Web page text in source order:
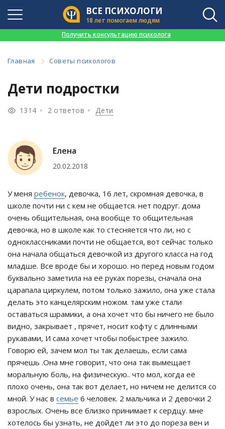
ВСЕ ПСИХОЛОГИ
18 лет помогаем людям
Получить консультацию психолога
Главная Советы психологов
Дети подростки
1314 2 ответов Дети
Елена
20.02.2018
У меня ребенок, девочка, 16 лет, скромная девочка, в
школе почти ни с кем не общается. нет подруг. дома
очень общительная, она вообще то общительная
девочка, но в школе как то стесняется что ли, но с
одноклассниками почти не общается, вот сейчас только
она начала общаться девочкой из другого класса на год
младше. Все вроде бы и хорошо. но перед новым годом
буквально заметила на её руках порезы, сначала она
царапала циркулем, потом только зажило, она уже стала
делать это канцелярским ножом. там уже стали
оставаться шрамики, а она хочет что бы ничего не было
видно, закрывает , прячет, носит кофту с длинными
рукавами, И сама хочет чтобы побыстрее зажило.
Говорю ей, зачем мол ты так делаешь, если сама
прячешь .Она мне говорит, что она так вымещает
моральную боль, на физическую.. что мол, когда её
плохо очень, она так вот делает, но ничем не делится со
мной. У нас в семье 6 человек. 2 мальчика и 2 девочки 2
взрослых. Очень все близко принимает к сердцу. мне
хотелось бы узнать, не дойдет ли это до пореза вен и